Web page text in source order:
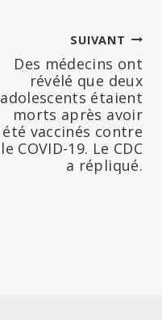
SUIVANT
Des médecins ont
révélé que deux
adolescents étaient
morts après avoir
été vaccinés contre
le COVID-19. Le CDC
a répliqué.